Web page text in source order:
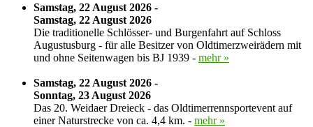
Samstag, 22 August 2026 -
Samstag, 22 August 2026
Die traditionelle Schlösser- und Burgenfahrt auf Schloss
Augustusburg - für alle Besitzer von Oldtimerzweirädern mit
und ohne Seitenwagen bis BJ 1939 - mehr »
Samstag, 22 August 2026 -
Sonntag, 23 August 2026
Das 20. Weidaer Dreieck - das Oldtimerrennsportevent auf
einer Naturstrecke von ca. 4,4 km. - mehr »